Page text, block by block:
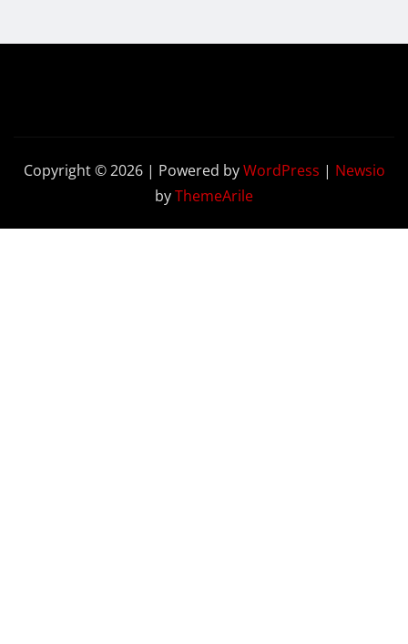
Copyright © 2026 | Powered byWordPress | Newsio
byThemeArile